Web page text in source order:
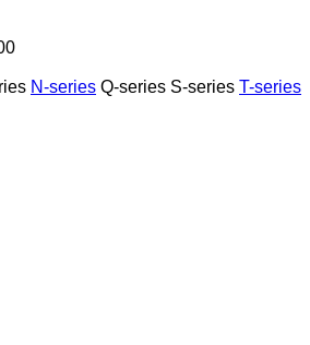
N-series Q-series S-series T-series